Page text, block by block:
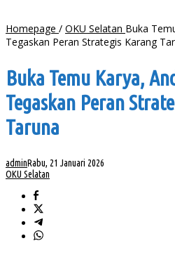
Homepage / OKU Selatan Buka
Tegaskan Peran Strategis Karang
Buka Temu Karya,
Tegaskan Peran
Taruna
adminRabu, 21 Januari 2026
OKU Selatan